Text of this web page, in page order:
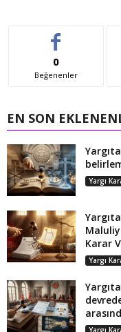
0
Beğenenler
EN SON
Yargı
Karar
Yargı